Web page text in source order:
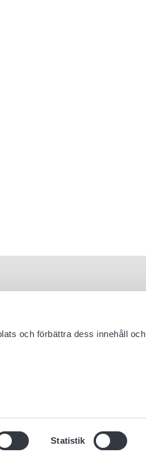
och förbättra dess innehåll och
Statistik